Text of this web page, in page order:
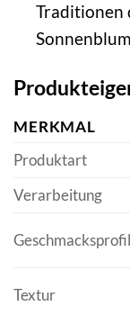
Traditionen
MERKMAL
Produktart
Verarbeitung
Geschmacksprofil
Textur